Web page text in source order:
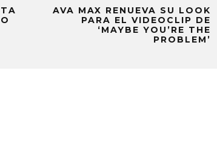
AVA MAX RENUEVA SU LOOK
PARA EL VIDEOCLIP DE
‘MAYBE YOU’RE THE
PROBLEM’